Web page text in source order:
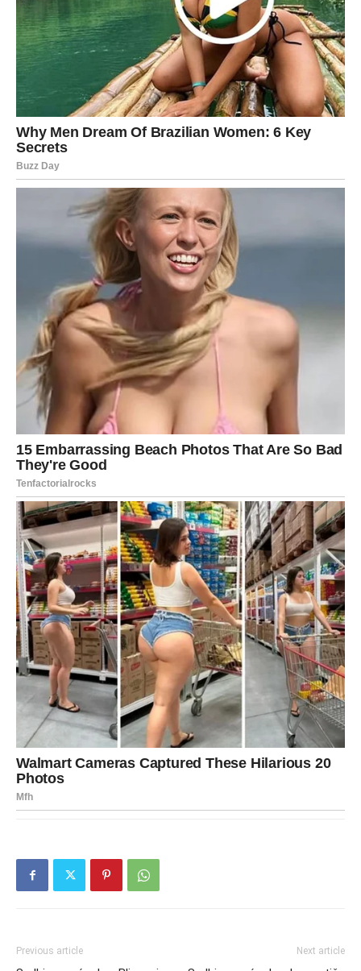
Previous article Next article